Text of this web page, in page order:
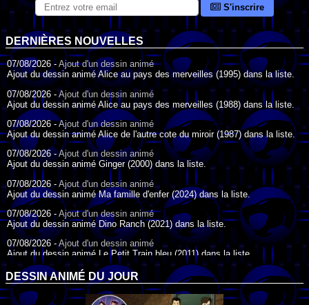
S'inscrire
DERNIÈRES NOUVELLES
07/08/2026 - Ajout d'un dessin animé
Ajout du dessin animé Alice au pays des merveilles (1995) dans la liste.
07/08/2026 -Ajout d'un dessin animé
Ajout du dessin animé Alice au pays des merveilles (1988) dans la liste.
07/08/2026 -Ajout d'un dessin animé
Ajout du dessin animé Alice de l'autre cote du miroir (1987) dans la liste.
07/08/2026 -Ajout d'un dessin animé
Ajout du dessin animé Ginger (2000) dans la liste.
07/08/2026 -Ajout d'un dessin animé
Ajout du dessin animé Ma famille d'enfer (2024) dans la liste.
07/08/2026 - Ajout d'un dessin animé
Ajout du dessin animé Dino Ranch (2021) dans la liste.
07/08/2026 -Ajout d'un dessin animé
Ajout du dessin animé Le Petit Train bleu (2011) dans la liste.
07/08/2026 -Ajout d'un dessin animé
Ajout du dessin animé Agent Spécial Oso (2009) dans la liste.
DESSIN ANIMÉ DU JOUR